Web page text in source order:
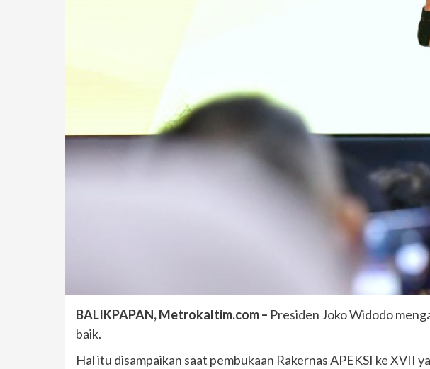
BALIKPAPAN, Metrokaltim.com – Presiden Joko Widodo
baik.
Hal itu disampaikan saat pembukaan Rakernas APEKSI ke XVII